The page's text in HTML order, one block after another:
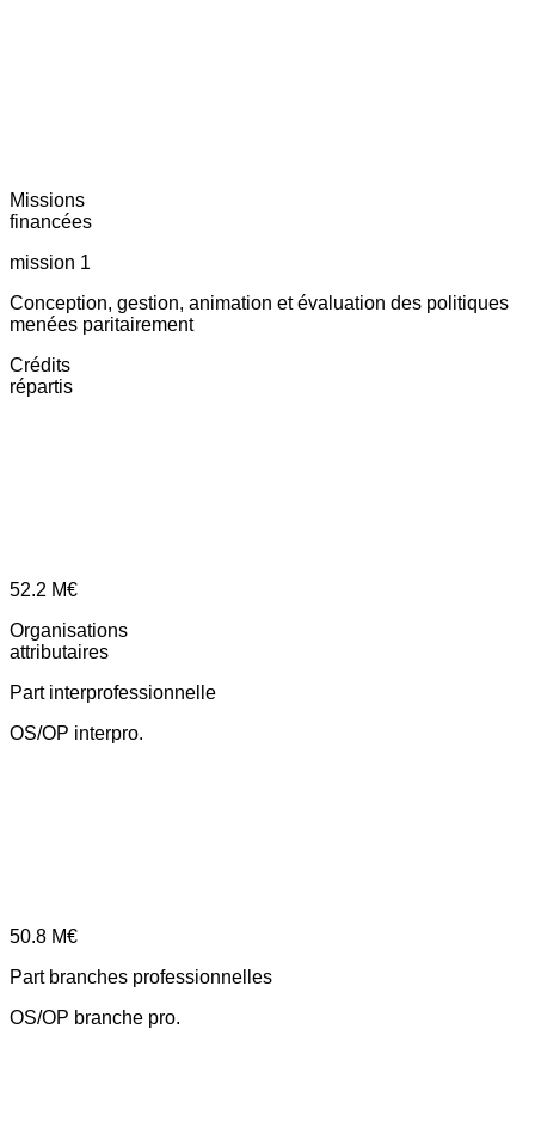
Missions
financées
mission 1
Conception, gestion, animation et évaluation des politiques
menées paritairement
Crédits
répartis
52.2 M€
Organisations
attributaires
Part interprofessionnelle
OS/OP interpro.
50.8 M€
Part branches professionnelles
OS/OP branche pro.